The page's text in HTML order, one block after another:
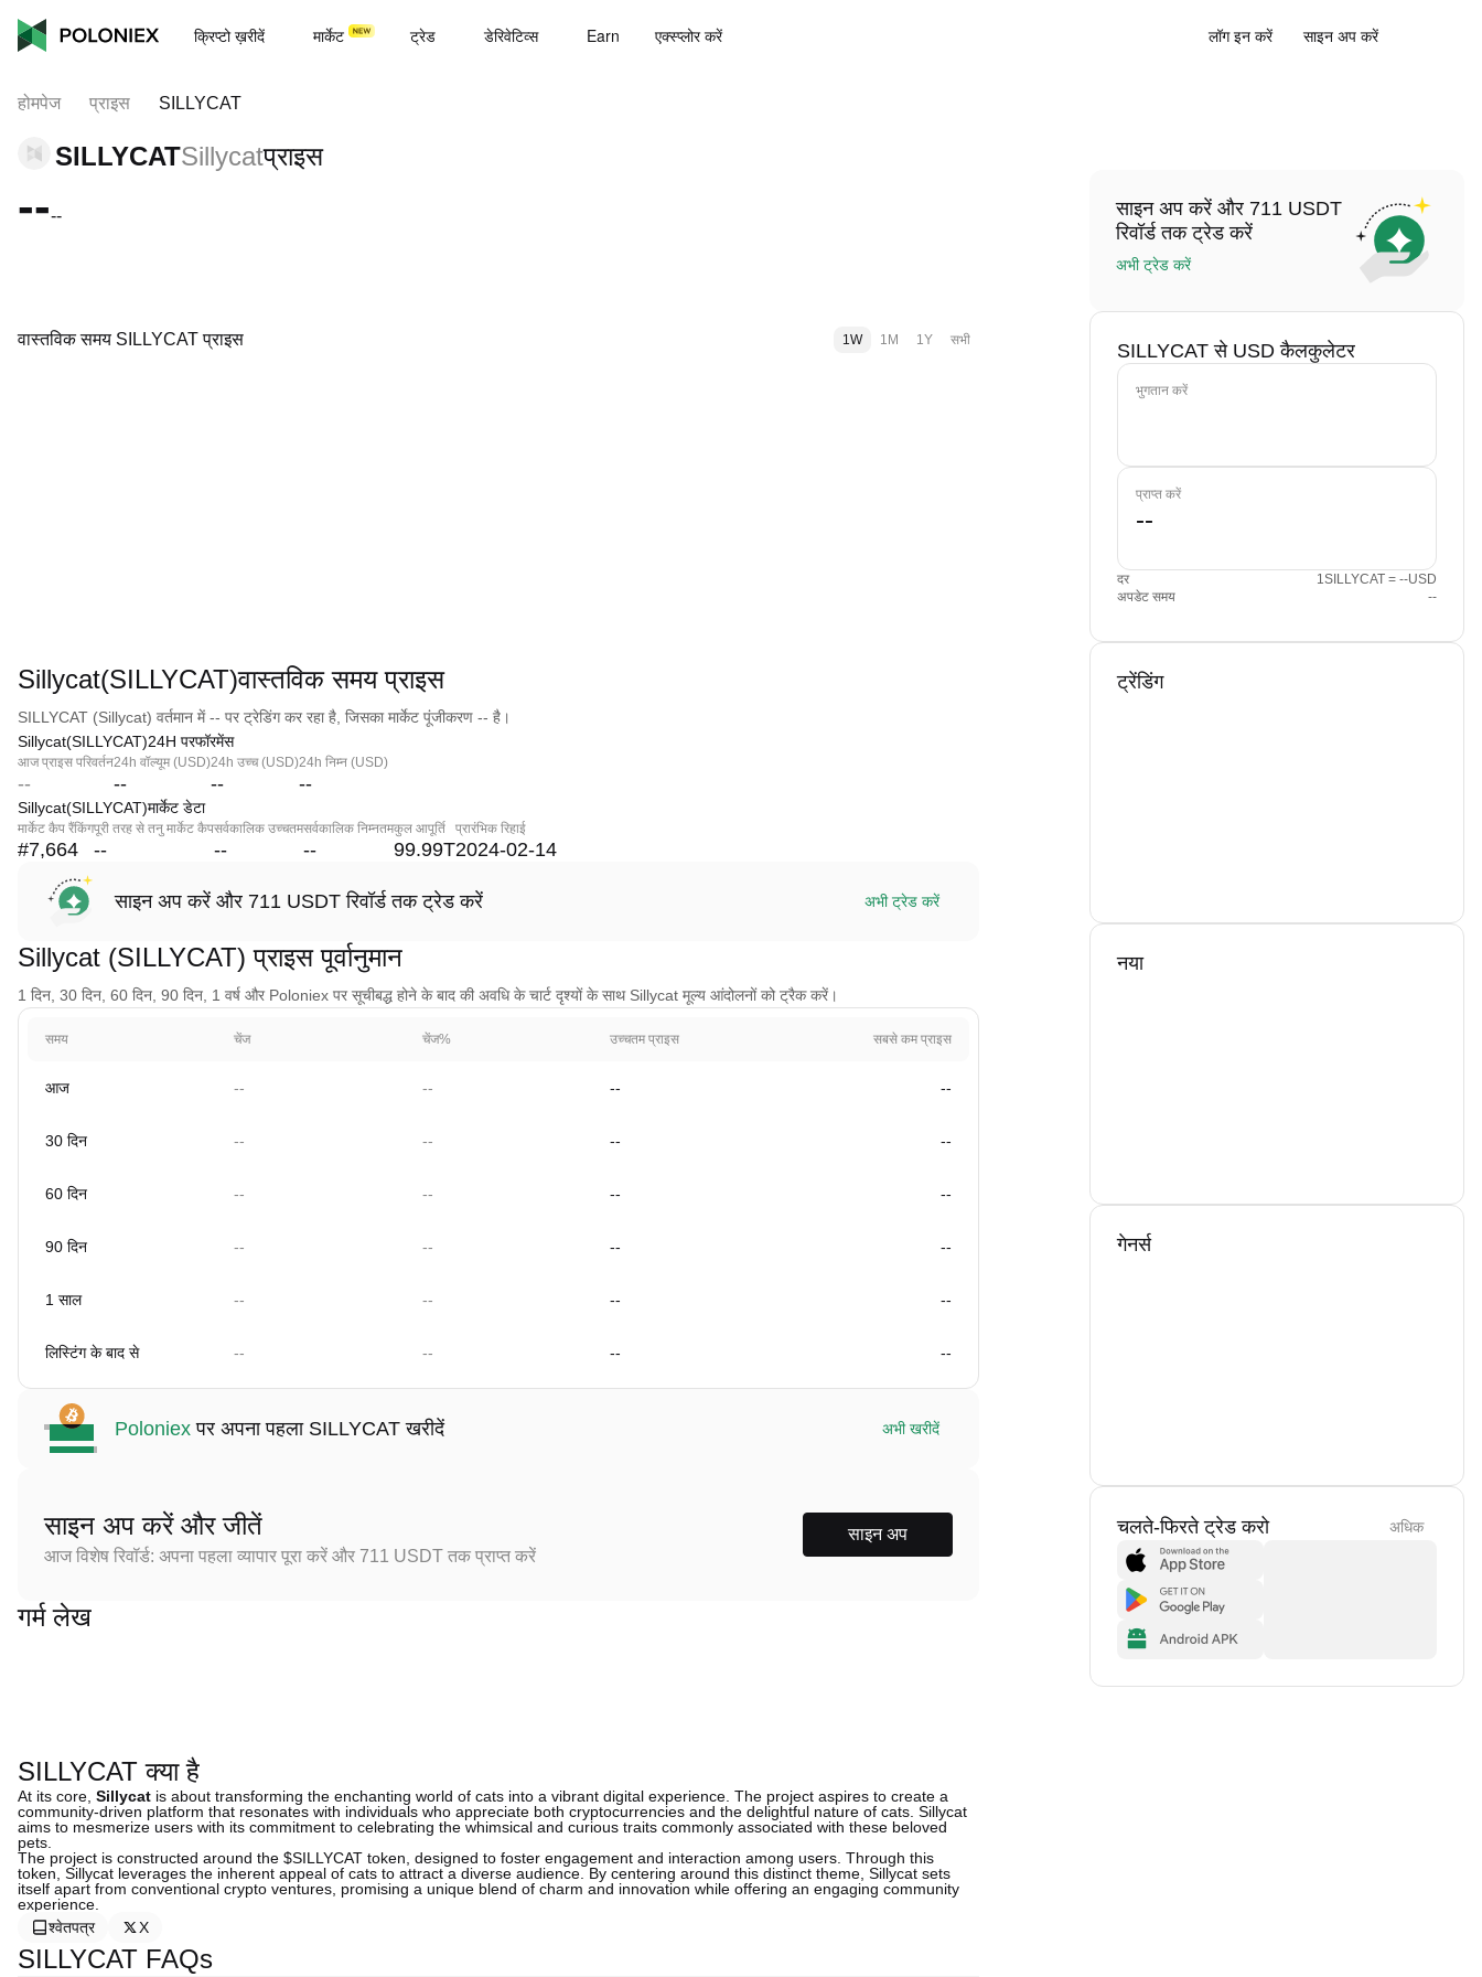
क्रिप्टो ख़रीदें मार्केट ट्रेड डेरिवेटिव्स Earn एक्स्प्लोर करें लॉग इन करें साइन अप करें
होमपेज प्राइस SILLYCAT
SILLYCATSillycatप्राइस
----
वास्तविक समय SILLYCAT प्राइस 1W 1M 1Y सभी
Sillycat(SILLYCAT)वास्तविक समय प्राइस
SILLYCAT (Sillycat) वर्तमान में -- पर ट्रेडिंग कर रहा है, जिसका मार्केट पूंजीकरण -- है।
Sillycat(SILLYCAT)24H परफॉरमेंस
आज प्राइस परिवर्तन
--
24h वॉल्यूम (USD)
--
24h उच्च (USD)
--
24h निम्न (USD)
--
Sillycat(SILLYCAT)मार्केट डेटा
मार्केट कैप रैंकिंग
#7,664
पूरी तरह से तनु मार्केट कैप
--
सर्वकालिक उच्चतम
--
सर्वकालिक निम्नतम
--
कुल आपूर्ति
99.99T
प्रारंभिक रिहाई
2024-02-14
साइन अप करें और 711 USDT रिवॉर्ड तक ट्रेड करें अभी ट्रेड करें
Sillycat (SILLYCAT) प्राइस पूर्वानुमान
1 दिन, 30 दिन, 60 दिन, 90 दिन, 1 वर्ष और Poloniex पर सूचीबद्ध होने के बाद की अवधि के चार्ट दृश्यों के साथ Sillycat मूल्य आंदोलनों को ट्रैक करें।
समय चेंज चेंज% उच्चतम प्राइस सबसे कम प्राइस
आज -- -- -- --
30 दिन -- -- -- --
60 दिन -- -- -- --
90 दिन -- -- -- --
1 साल -- -- -- --
लिस्टिंग के बाद से -- -- -- --
Poloniex पर अपना पहला SILLYCAT खरीदें अभी खरीदें
साइन अप करें और जीतें
आज विशेष रिवॉर्ड: अपना पहला व्यापार पूरा करें और 711 USDT तक प्राप्त करें
साइन अप
गर्म लेख
SILLYCAT क्या है
At its core, Sillycat is about transforming the enchanting world of cats into a vibrant digital experience. The project aspires to create a
community-driven platform that resonates with individuals who appreciate both cryptocurrencies and the delightful nature of cats. Sillycat
aims to mesmerize users with its commitment to celebrating the whimsical and curious traits commonly associated with these beloved
pets.
The project is constructed around the $SILLYCAT token, designed to foster engagement and interaction among users. Through this
token, Sillycat leverages the inherent appeal of cats to attract a diverse audience. By centering around this distinct theme, Sillycat sets
itself apart from conventional crypto ventures, promising a unique blend of charm and innovation while offering an engaging community
experience.
श्वेतपत्र
X
SILLYCAT FAQs
साइन अप करें और 711 USDT
रिवॉर्ड तक ट्रेड करें
अभी ट्रेड करें
SILLYCAT से USD कैलकुलेटर
भुगतान करें
प्राप्त करें
दर
1SILLYCAT = --USD
अपडेट समय
--
ट्रेंडिंग
नया
गेनर्स
चलते-फिरते ट्रेड करो अधिक